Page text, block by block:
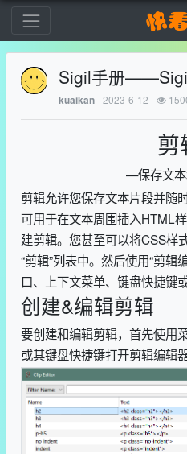
Sigil手册
kuaikan 2023-6-12
剪
—保存文
剪辑允许您保存文本片段并随
可用于在文本周围插入HTML
建剪辑。您甚至可以将CSS样
“剪辑”列表中。然后使用“剪辑
口、上下文菜单、键盘快捷键
创建&编辑剪辑
要创建和编辑剪辑，首先使用
或其键盘快捷键打开剪辑编辑器